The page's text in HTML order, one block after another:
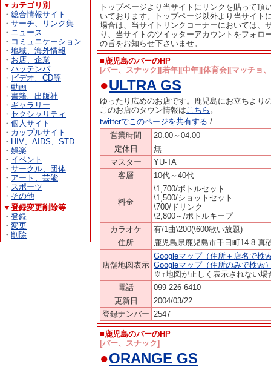
▼カテゴリ別
・ 総合情報サイト
・ サーチ、リンク集
・ ニュース
・ コミュニケーション
・ 地域、海外情報
・ お店、企業
・ ハッテンバ
・ ビデオ、CD等
・ 動画
・ 書籍、出版社
・ ギャラリー
・ セクシャリティ
・ 個人サイト
・ カップルサイト
・ HIV、AIDS、STD
・ 娯楽
・ イベント
・ サークル、団体
・ アート、芸能
・ スポーツ
・ その他
▼登録変更削除等
・ 登録
・ 変更
・ 削除
トップページより当サイトにリンクを貼って
いております。トップページ以外より当サイト
場合は、当サイトリンクコーナーにおいては、
り、当サイトのツイッターアカウントをフォ
の旨をお知らせ下さいませ。
■鹿児島のバーのHP
[バー、スナック][若年][中年][体育会][マッチョ
●ULTRA GS
ゆったり広めのお店です。鹿児島にお立ちより
このお店のタウン情報はこちら 。
twitterでこのページを共有する /
営業時間
20:00～04:00
定休日
無
マスター
YU-TA
客層
10代～40代
料金
\1,700/ボトルセット
\1,500/ショットセット
\700/ドリンク
\2,800～/ボトルキープ
カラオケ
有/1曲\200(\600歌い放題)
住所
鹿児島県鹿児島市千日町14-8 真
店舗地図表示
Googleマップ（住所＋店名で検
Googleマップ（住所のみで検索
※↑地図が正しく表示されない場
電話
099-226-6410
更新日
2004/03/22
登録ナンバー 2547
■鹿児島のバーのHP
[バー、スナック]
●ORANGE GS